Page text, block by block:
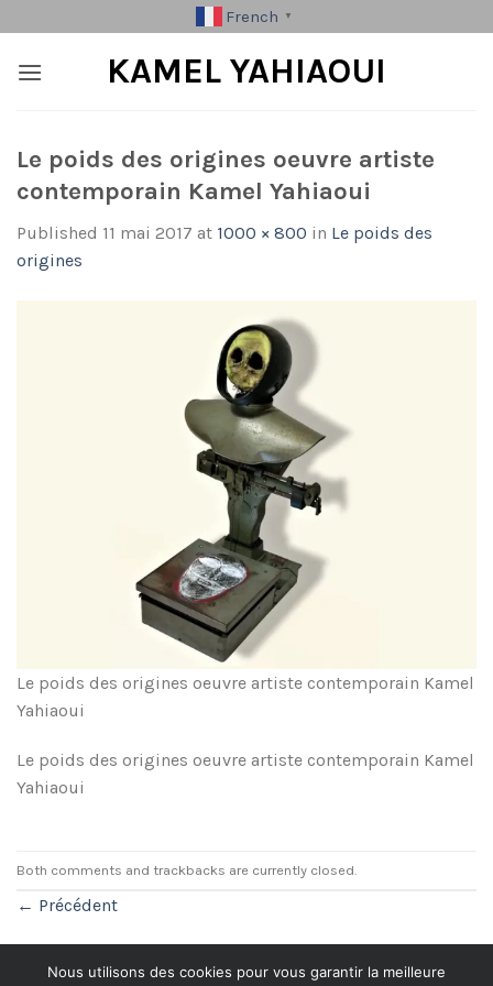
to
content
French ▼
KAMEL YAHIAOUI
Le poids des origines oeuvre artiste
contemporain Kamel Yahiaoui
Published 11 mai 2017 at 1000 × 800 in Le poids des
origines
Le poids des origines oeuvre artiste contemporain Kamel
Yahiaoui
Le poids des origines oeuvre artiste contemporain Kamel
Yahiaoui
Both comments and trackbacks are currently closed.
← Précédent
Nous utilisons des cookies pour vous garantir la meilleure